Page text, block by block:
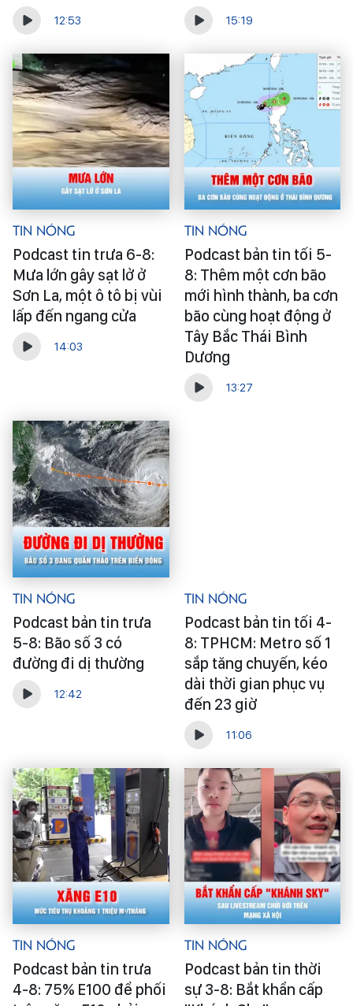
12:53 15:19
Tin Nóng
Podcast tin trưa 6-8:
Mưa lớn gây sạt lở ở
Sơn La, một ô tô bị vùi
lấp đến ngang cửa
14:03
Tin Nóng
Podcast bản tin tối 5-
8: Thêm một cơn bão
mới hình thành, ba cơn
bão cùng hoạt động ở
Tây Bắc Thái Bình
Dương
13:27
Tin Nóng
Podcast bản tin trưa
5-8: Bão số 3 có
đường đi dị thường
12:42
Tin Nóng
Podcast bản tin tối 4-
8: TPHCM: Metro số 1
sắp tăng chuyến, kéo
dài thời gian phục vụ
đến 23 giờ
11:06
Tin Nóng
Podcast bản tin trưa
4-8: 75% E100 để phối
Tin Nóng
Podcast bản tin thời
sự 3-8: Bắt khẩn cấp